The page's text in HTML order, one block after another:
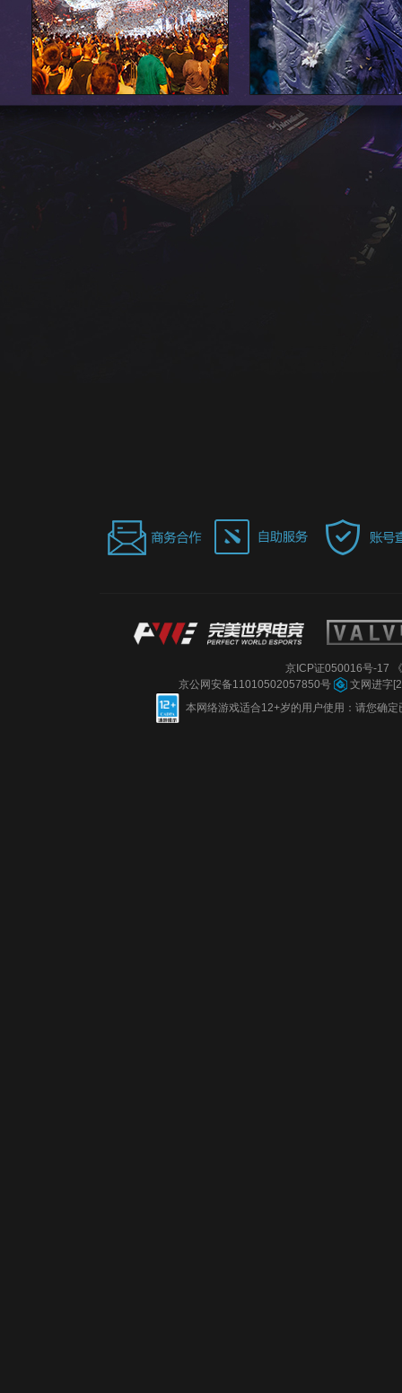
京ICP证050016号-17
京公网安备11010502057850号
文网进字
本网络游戏适合12+岁的用户使用：请您确